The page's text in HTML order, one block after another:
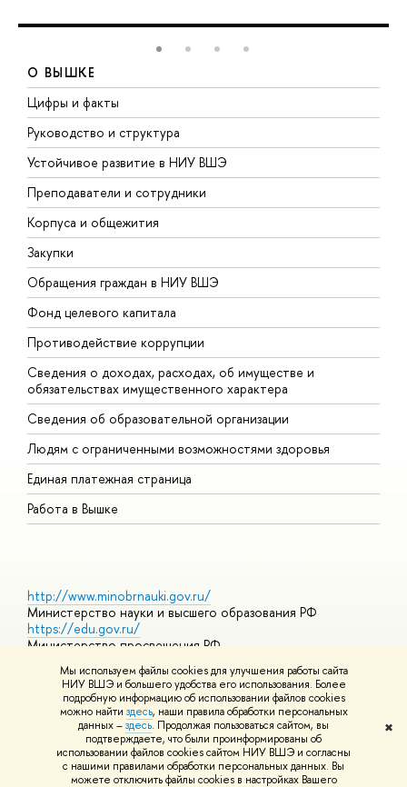
Мы используем файлы cookies для улучшения работы сайта
НИУ ВШЭ и большего удобства его использования. Более
подробную информацию об использовании файлов cookies
можно найти здесь, наши правила обработки персональных
данных –здесь. Продолжая пользоваться сайтом, вы
подтверждаете, что были проинформированы об
использовании файлов cookies сайтом НИУ ВШЭ и согласны
с нашими правилами обработки персональных данных. Вы
можете отключить файлы cookies в настройках Вашего
✖
О ВЫШКЕ
Цифры и факты
Руководство и структура
Устойчивое развитие в НИУ ВШЭ
Преподаватели и сотрудники
Корпуса и общежития
Закупки
Обращения граждан в НИУ ВШЭ
Фонд целевого капитала
Противодействие коррупции
Сведения о доходах, расходах, об имуществе и
обязательствах имущественного характера
Сведения об образовательной организации
Людям с ограниченными возможностями здоровья
Единая платежная страница
Работа в Вышке
http://www.minobrnauki.gov.ru/
Министерство науки и высшего образования РФ
https://edu.gov.ru/
Министерство просвещения РФ
https://elearning.hse.ru/mooc
Массовые открытые онлайн-курсы
© НИУ ВШЭ 1993–2026 Адреса и контактыУсловия
использования материалов Политика конфиденциальности
Шрифты HSE Sans и HSE Slab разработаны вШколе дизайна НИУ